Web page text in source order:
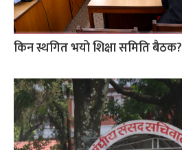
किन स्थगित भयो शिक्षा समिति बैठक?